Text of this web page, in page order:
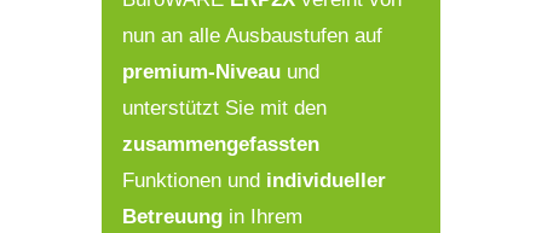
nun an alle Ausbaustufen auf
premium-Niveau und
unterstützt Sie mit den
zusammengefassten
Funktionen und individueller
Betreuung in Ihrem